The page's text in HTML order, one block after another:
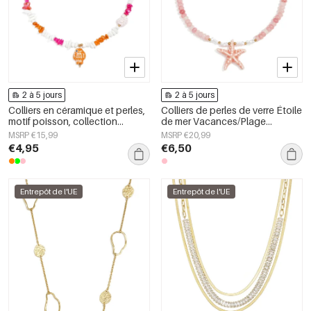
2 à 5 jours
Colliers en céramique et perles,
motif poisson, collection
romantique décontractée pour
le quotidien, bijoux pour
femmes
MSRP €15,99
€4,95
2 à 5 jours
Colliers de perles de verre Étoile
de mer Vacances/Plage
Collection romantique Bijoux
pour femmes
MSRP €20,99
€6,50
Entrepôt de l'UE Entrepôt de l'UE